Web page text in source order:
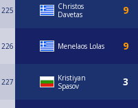
225
Christos
Davetas
226 Menelaos Lolas
227
Kristiyan
Spasov